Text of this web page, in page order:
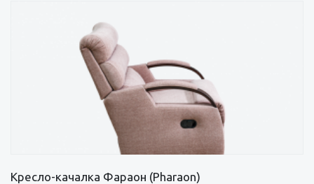
Кресло-качалка Фараон (Pharaon)